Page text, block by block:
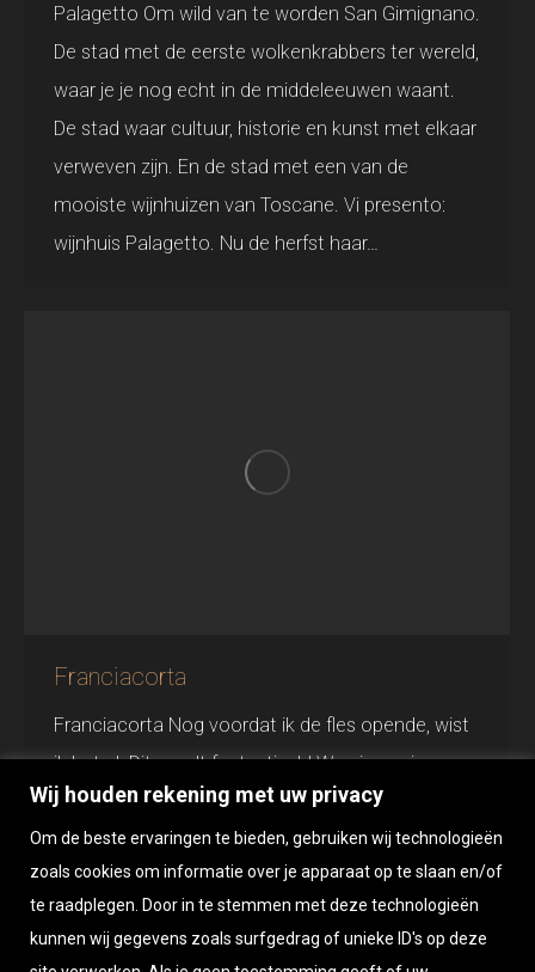
Wij houden rekening met uw privacy
Om de beste ervaringen te bieden, gebruiken wij technologieën
zoals cookies om informatie over je apparaat op te slaan en/of
te raadplegen. Door in te stemmen met deze technologieën
kunnen wij gegevens zoals surfgedrag of unieke ID's op deze
Palagetto Om wild van te worden San Gimignano.
De stad met de eerste wolkenkrabbers ter wereld,
waar je je nog echt in de middeleeuwen waant.
De stad waar cultuur, historie en kunst met elkaar
verweven zijn. En de stad met een van de
mooiste wijnhuizen van Toscane. Vi presento:
wijnhuis Palagetto. Nu de herfst haar…
Franciacorta
Franciacorta Nog voordat ik de fles opende, wist
ik het al. Dit wordt fantastisch! We gingen immers
een Franciacorta drinken en dan weet ik een ding:
dat wordt genieten. En als het om wijn gaat,
moeten we ervan kunnen genieten. Toch? Niet
voor niets hebben de Italianen het gezegde ‘La
vita è troppo breve per…